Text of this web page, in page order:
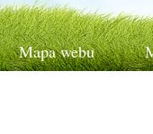
Mapa webu